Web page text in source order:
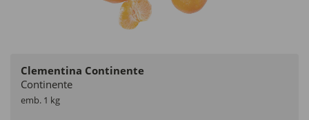
Clementina Continente
Continente
emb. 1 kg